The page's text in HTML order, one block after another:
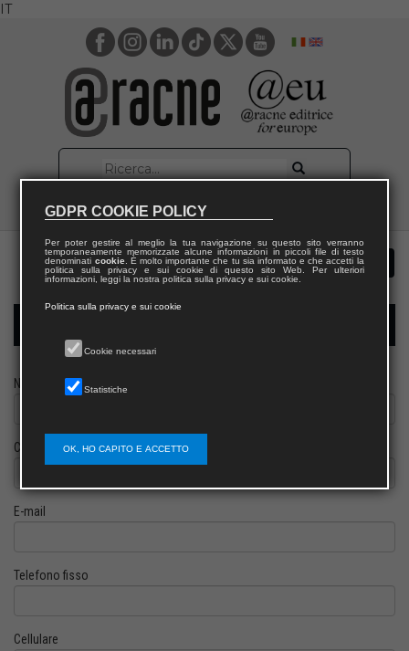
IT
Nome
Cognome
E-mail
Telefono fisso
Cellulare
GDPR COOKIE POLICY
Per poter gestire al meglio la tua navigazione su questo sito verranno
temporaneamente memorizzate alcune informazioni in piccoli file di testo
denominati cookie. È molto importante che tu sia informato e che accetti la
politica sulla privacy e sui cookie di questo sito Web. Per ulteriori
informazioni, leggi la nostra politica sulla privacy e sui cookie.
Politica sulla privacy e sui cookie
Cookie necessari
Statistiche
OK, HO CAPITO E ACCETTO